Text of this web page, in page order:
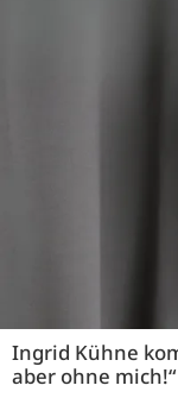
Ingrid Kühne
aber ohne mich!“